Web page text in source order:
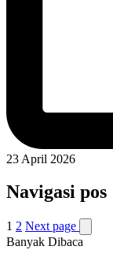
23 April 2026
Navigasi pos
1 2 Next page
Banyak Dibaca